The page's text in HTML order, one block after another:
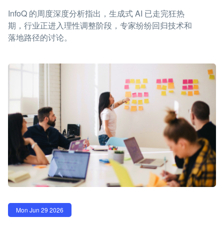
InfoQ 的周度深度分析指出，生成式 AI 已走完狂热
期，行业正进入理性调整阶段，专家纷纷回归技术和
落地路径的讨论。
Mon Jun 29 2026